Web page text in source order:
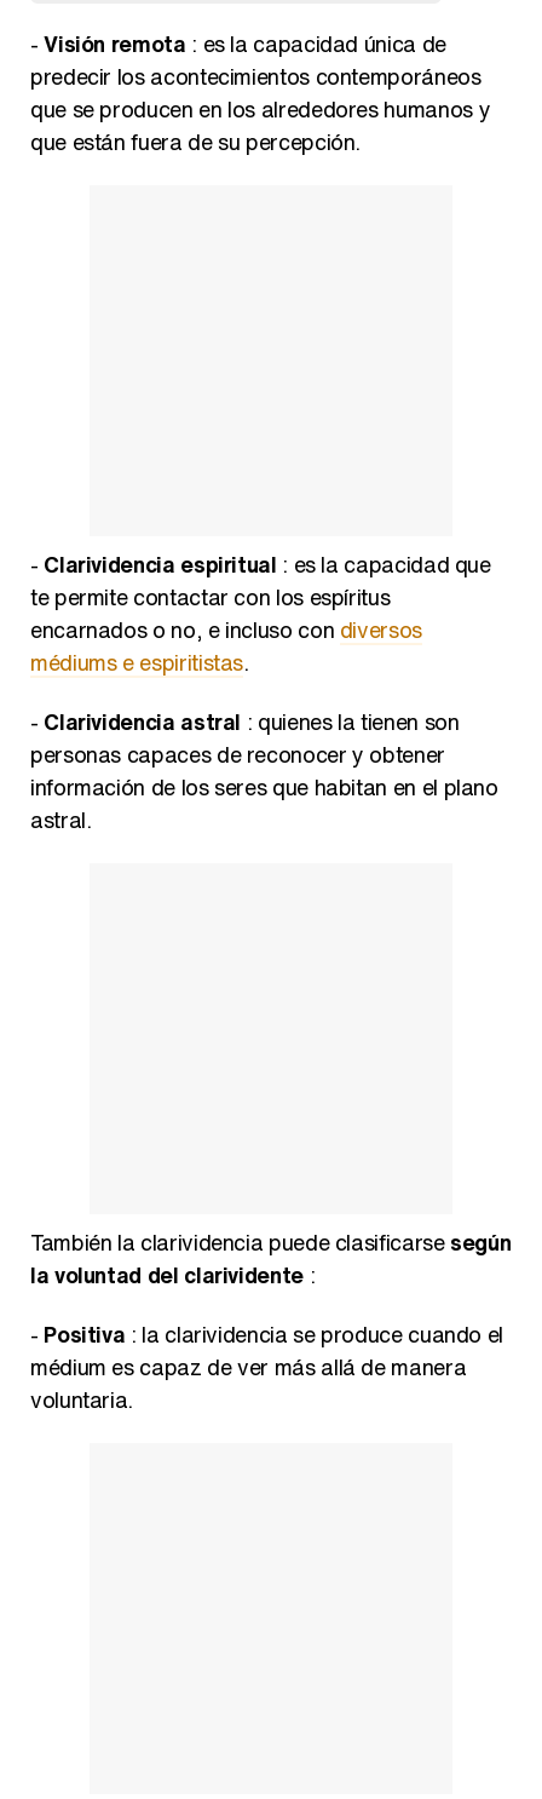
-Visión remota : es la capacidad única de
predecir los acontecimientos contemporáneos
que se producen en los alrededores humanos y
que están fuera de su percepción.
- Clarividencia espiritual : es la capacidad que
te permite contactar con los espíritus
encarnados o no, e incluso con diversos
médiums e espiritistas.
- Clarividencia astral : quienes la tienen son
personas capaces de reconocer y obtener
información de los seres que habitan en el plano
astral.
También la clarividencia puede clasificarsesegún
la voluntad del clarividente:
- Positiva : la clarividencia se produce cuando el
médium es capaz de ver más allá de manera
voluntaria.